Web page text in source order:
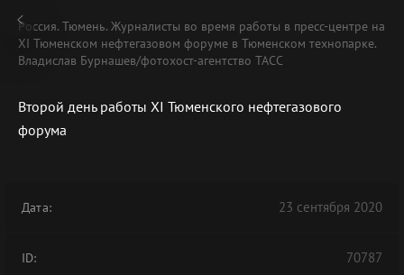
Россия. Тюмень. Журналисты во время работы в пресс-центре на
XI Тюменском нефтегазовом форуме в Тюменском технопарке.
Владислав Бурнашев/фотохост-агентство ТАСС
Второй день работы XI Тюменского нефтегазового
форума
Дата: 23 сентября 2020
ID: 70787